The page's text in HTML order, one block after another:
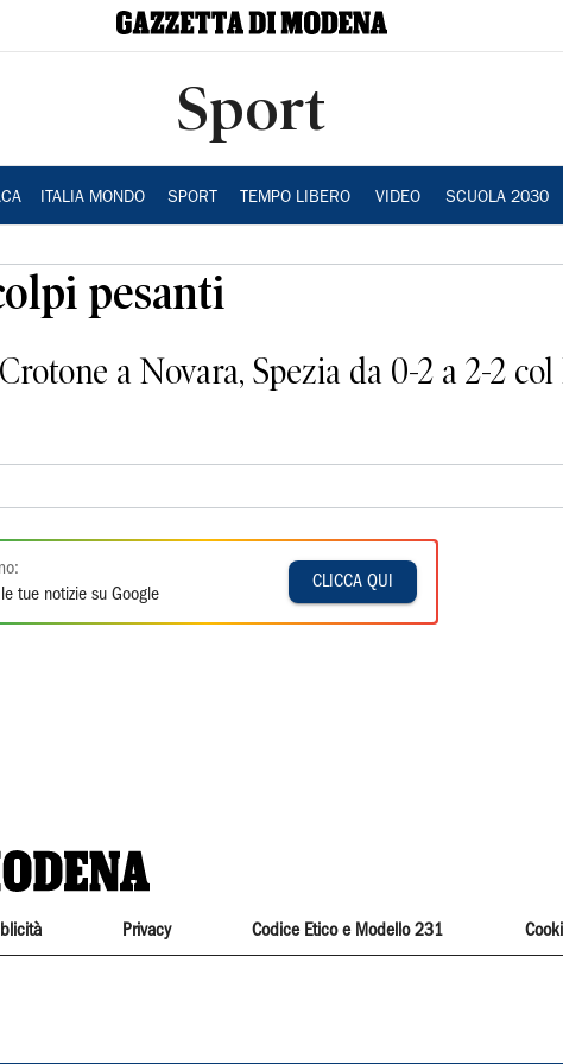
Sport
ITALIA MONDO SPORT TEMPO LIBERO VIDEO SCUOLA 2030
pesanti
a Novara, Spezia da 0-2 a 2-2 col
tue notizie su Google
CLICCA QUI
Privacy Codice Etico e Modello 231